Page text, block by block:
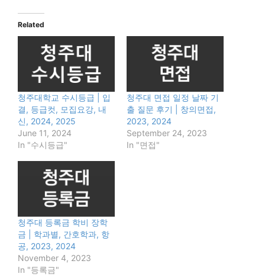
Related
청주대학교 수시등급 | 입
결, 등급컷, 모집요강, 내
신, 2024, 2025
June 11, 2024
In "수시등급"
청주대 면접 일정 날짜 기
출 질문 후기 | 창의면접,
2023, 2024
September 24, 2023
In "면접"
청주대 등록금 학비 장학
금 | 학과별, 간호학과, 항
공, 2023, 2024
November 4, 2023
In "등록금"